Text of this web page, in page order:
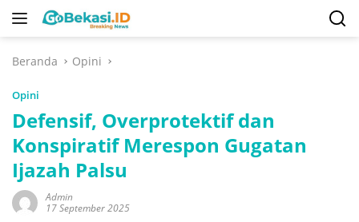
Langsung
Beranda
Opini
Opini
Defensif, Overprotektif dan
Konspiratif Merespon Gugatan
Ijazah Palsu
Admin
17 September 2025